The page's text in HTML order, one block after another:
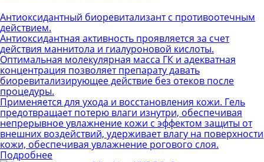
Антиоксидантный биоревитализант с противоотечным
действием.
Антиоксидантная активность проявляется за счет
действия маннитола и гиалуроновой кислоты.
Оптимальная молекулярная масса ГК и адекватная
концентрация позволяет препарату давать
биоревитализирующее действие без отеков после
процедуры.
Применяется для ухода и восстановления кожи. Гель
предотвращает потерю влаги изнутри, обеспечивая
непрерывное увлажнение кожи с эффектом защиты от
внешних воздействий, удерживает влагу на поверхности
кожи, обеспечивая увлажнение рогового слоя.
Подробнее